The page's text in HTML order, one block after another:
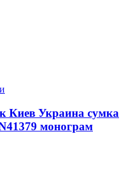
Киев Украина сумка
монограм